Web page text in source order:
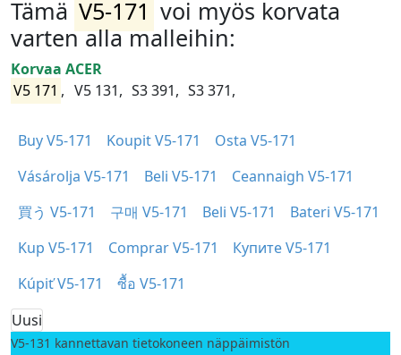
Tämä V5-171 voi myös korvata
varten alla malleihin:
Korvaa ACER
V5 171 , V5 131, S3 391, S3 371,
Buy V5-171 Koupit V5-171
Osta V5-171
Vásárolja V5-171
Beli V5-171
Ceannaigh V5-171
買う V5-171
구매 V5-171 Beli V5-171
Bateri V5-171
Kup V5-171
Comprar V5-171
Купите V5-171
Kúpiť V5-171
ซื้อ V5-171
Uusi
V5-131 kannettavan tietokoneen näppäimistön